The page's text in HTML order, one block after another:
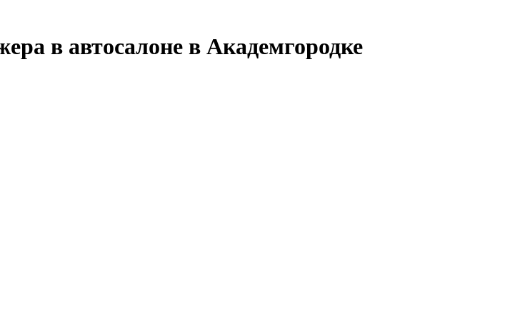
в автосалоне в Академгородке